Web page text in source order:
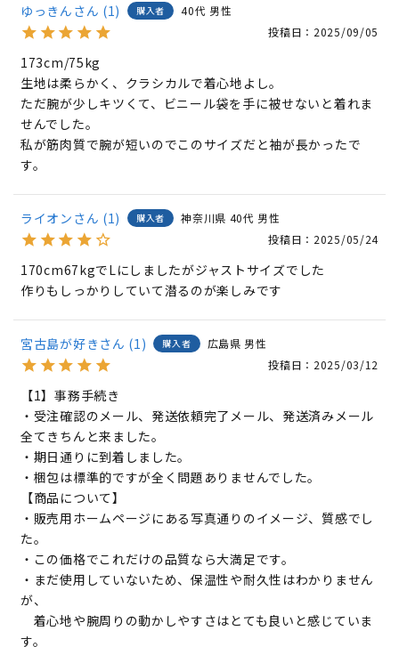
ゆっきん 1 購入者 40代 男性
投稿日
2025/09/05
173cm/75kg
生地は柔らかく、クラシカルで着心地よし。
ただ腕が少しキツくて、ビニール袋を手に被せないと着れま
せんでした。
私が筋肉質で腕が短いのでこのサイズだと袖が長かったで
す。
ライオン 1 購入者 神奈川県 40代 男性
投稿日
2025/05/24
170cm67kgでLにしましたがジャストサイズでした
作りもしっかりしていて潜るのが楽しみです
宮古島が好き 1 購入者 広島県 男性
投稿日
2025/03/12
【1】事務手続き
・受注確認のメール、発送依頼完了メール、発送済みメール
全てきちんと来ました。
・期日通りに到着しました。
・梱包は標準的ですが全く問題ありませんでした。
【商品について】
・販売用ホームページにある写真通りのイメージ、質感でし
た。
・この価格でこれだけの品質なら大満足です。
・まだ使用していないため、保温性や耐久性はわかりません
が、
着心地や腕周りの動かしやすさはとても良いと感じていま
す。